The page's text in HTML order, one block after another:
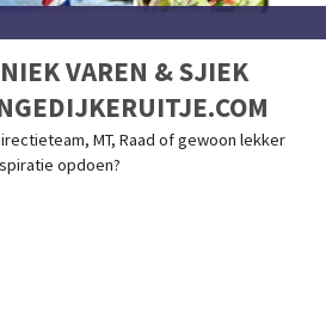
VAREN & SJIEK
MT, Raad of gewoon lekker
opdoen?